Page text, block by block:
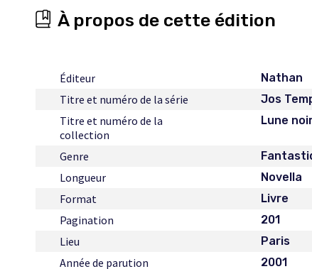
À propos de cette édition
Éditeur Nathan
Titre et numéro de la série Jos
Titre et numéro de la
collection
Lune
Genre
Longueur Novella
Format Livre
Pagination 201
Lieu Paris
Année de parution 2001